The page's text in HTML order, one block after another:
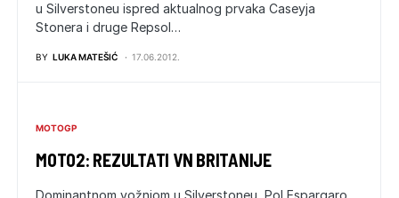
u Silverstoneu ispred aktualnog prvaka Caseyja
Stonera i druge Repsol…
BY LUKA MATEŠIĆ 17.06.2012.
MOTOGP
MOTO2: REZULTATI VN BRITANIJE
Dominantnom vožnjom u Silverstoneu, Pol Espargaro